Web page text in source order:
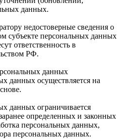
данных.
недостоверные сведения о
субъекте персональных данных
ответственность в
РФ.
данных
данных осуществляется на
данных ограничивается
определенных и законных
персональных данных,
персональных данных.